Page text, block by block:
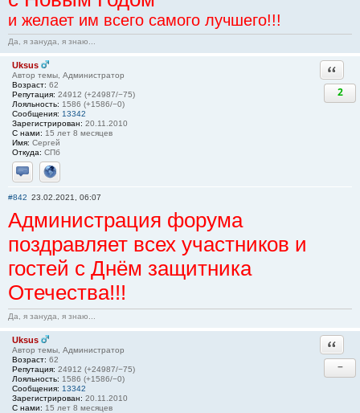
и желает им всего самого лучшего!!!
Да, я зануда, я знаю...
Uksus
Автор темы, Администратор
Возраст: 62
Репутация: 24912 (+24987/−75)
Лояльность: 1586 (+1586/−0)
Сообщения: 13342
Зарегистрирован: 20.11.2010
С нами: 15 лет 8 месяцев
Имя: Сергей
Откуда: СПб
Отправить личное сообщение
Сайт
2
#842 23.02.2021, 06:07
Администрация форума
поздравляет всех участников и
гостей с Днём защитника
Отечества!!!
Да, я зануда, я знаю...
Uksus
Автор темы, Администратор
Возраст: 62
Репутация: 24912 (+24987/−75)
Лояльность: 1586 (+1586/−0)
Сообщения: 13342
Зарегистрирован: 20.11.2010
С нами: 15 лет 8 месяцев
−